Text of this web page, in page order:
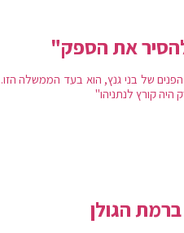
את הספק"
של בני גנץ, הוא בעד הממשלה הזו.
קורץ לנתניהו"
הגולן